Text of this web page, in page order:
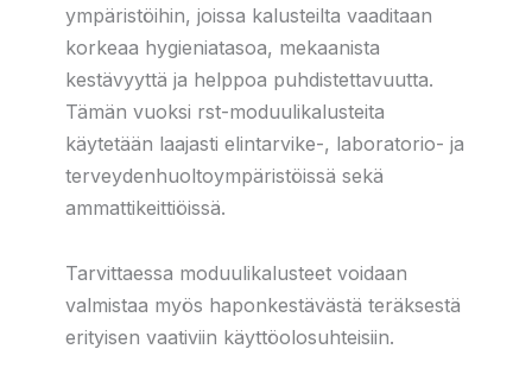
ympäristöihin, joissa kalusteilta vaaditaan
korkeaa hygieniatasoa, mekaanista
kestävyyttä ja helppoa puhdistettavuutta.
Tämän vuoksi rst-moduulikalusteita
käytetään laajasti elintarvike-, laboratorio- ja
terveydenhuoltoympäristöissä sekä
ammattikeittiöissä.
Tarvittaessa moduulikalusteet voidaan
valmistaa myös haponkestävästä teräksestä
erityisen vaativiin käyttöolosuhteisiin.